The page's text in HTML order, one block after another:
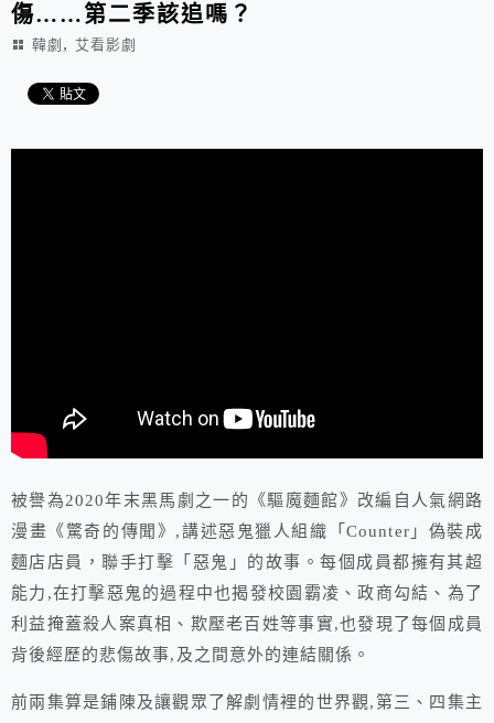
傷……第二季該追嗎？
韓劇 , 艾看影劇
被譽為2020年末黑馬劇之一的《驅魔麵館》改編自人氣網路
漫畫《驚奇的傳聞》,講述惡鬼獵人組織「Counter」偽裝成
麵店店員，聯手打擊「惡鬼」的故事。每個成員都擁有其超
能力,在打擊惡鬼的過程中也揭發校園霸凌、政商勾結、為了
利益掩蓋殺人案真相、欺壓老百姓等事實,也發現了每個成員
背後經歷的悲傷故事,及之間意外的連結關係。
前兩集算是鋪陳及讓觀眾了解劇情裡的世界觀,第三、四集主